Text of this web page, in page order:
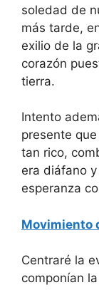
soledad de
más tarde,
exilio de la
corazón
tierra.
Intento
presente
tan rico,
era diáfano
esperanza
Movimiento
Centraré la
componían